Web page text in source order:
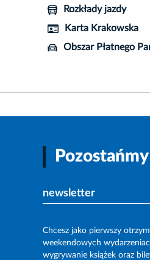
Rozkłady jazdy
Karta Krakowska
Obszar Płatnego
newsletter
Chcesz jako pierwszy
weekendowych
wygrywanie książek oraz